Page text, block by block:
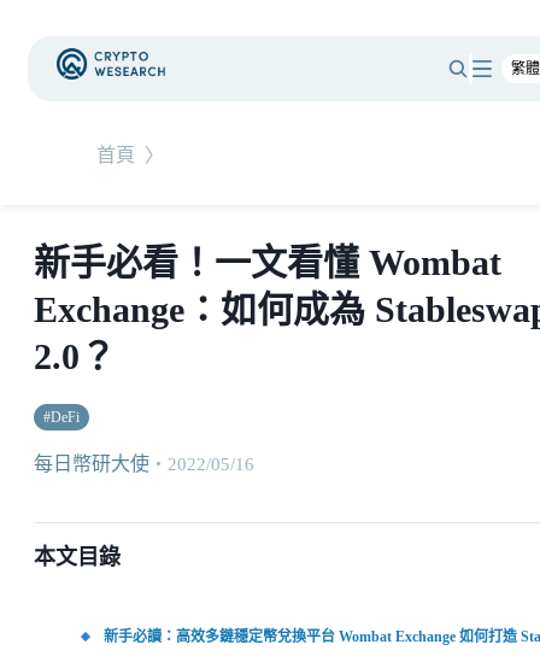
首頁 〉
新手必看！一文看懂 Wombat
Exchange：如何成為
2.0？
#DeFi
每日幣研大使 ・ 2022/05/16
本文目錄
新手必讀：高效多鏈穩定幣兌換平台 Wombat Exchange 如何打造